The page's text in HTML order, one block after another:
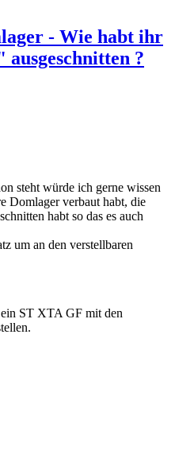
- Wie habt ihr
?
steht würde ich gerne wissen
Domlager verbaut habt, die
habt so das es auch
um an den verstellbaren
ST XTA GF mit den